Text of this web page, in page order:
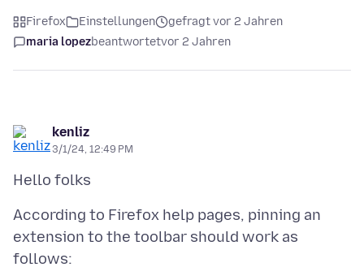
Firefox Einstellungen
gefragt vor 2 Jahren
maria lopezbeantwortetvor 2 Jahren
kenliz
3/1/24, 12:49 PM
According to Firefox help pages, pinning an
extension to the toolbar should work as